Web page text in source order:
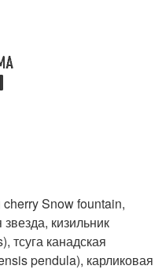
Snow fountain,
кизильник
тсуга канадская
pendula), карликовая